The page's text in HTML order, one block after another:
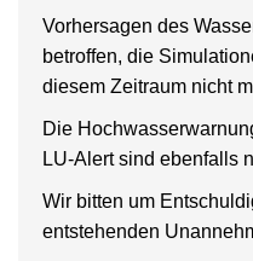
Vorhersagen des
betroffen, die
diesem Zeitraum nicht
Die
LU-Alert sind ebenfalls
Wir bitten um
entstehenden